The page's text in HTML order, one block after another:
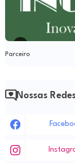
Parceiro
Nossas